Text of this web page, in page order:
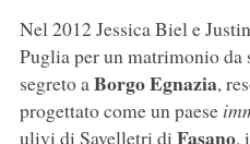
Nel 2012 Jessica Biel e
Puglia per un matrimonio da
segreto a Borgo Egnazia,
progettato come un paese
ulivi di Savelletri di Fasano,